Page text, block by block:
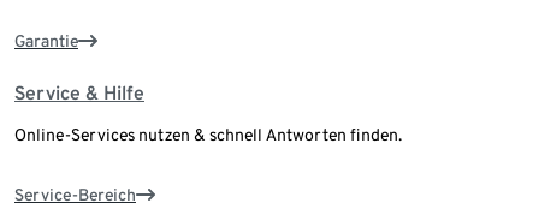
Garantie
Service & Hilfe
Online-Services nutzen & schnell Antworten finden.
Service-Bereich